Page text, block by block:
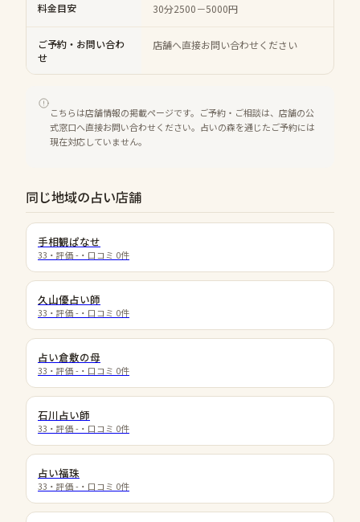
料金目安 30分2500－5000円
ご予約・お問い合わ
せ
店舗へ直接お問い合わせください
こちらは店舗情報の掲載ページです。ご予約・ご相談は、店舗の公
式窓口へ直接お問い合わせください。占いの森を通じたご予約には
現在対応していません。
同じ地域の占い店舗
手相観ぱなせ
33 ・評価 - ・口コミ 0件
久山優占い師
33 ・評価 - ・口コミ 0件
占い倉敷の母
33 ・評価 - ・口コミ 0件
石川占い師
33 ・評価 - ・口コミ 0件
占い福珠
33 ・評価 - ・口コミ 0件